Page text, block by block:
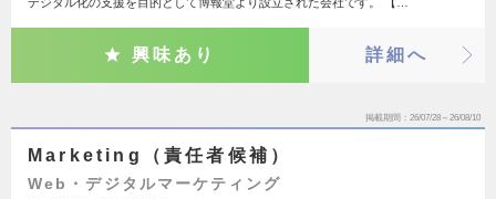
興味あり 詳細へ
掲載期間 26/07/28～26/08/10
Marketing（責任者候補）
Web・デジタルマーケティング